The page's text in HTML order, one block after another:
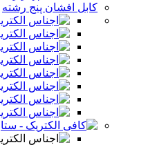
کابل افشان پنج رشته